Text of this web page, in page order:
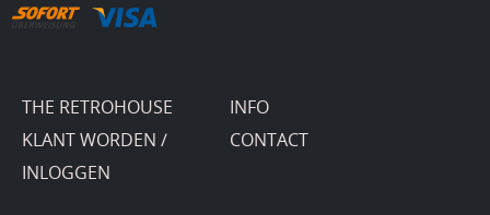
THE RETROHOUSE
INFO
KLANT WORDEN /
INLOGGEN
CONTACT